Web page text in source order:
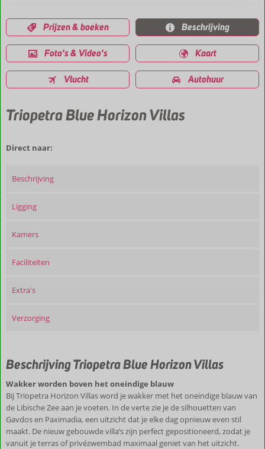
Prijzen & boeken Beschrijving
Foto's & Video's Kaart
Vlucht Autohuur
Triopetra Blue Horizon Villas
Direct naar:
Beschrijving
Ligging
Kamers
Faciliteiten
Extra's
Verzorging
Beschrijving Triopetra Blue Horizon Villas
Wakker worden boven het oneindige blauw
Bij Triopetra Horizon Villas word je wakker met het oneindige blauw van
de Libische Zee aan je voeten. In de verte zie je de silhouetten van
Gavdos en Paximadia, een uitzicht dat je elke dag opnieuw even stil
maakt. De nieuw gebouwde villa’s zijn perfect gepositioneerd, zodat je
vanuit je terras of privézwembad maximaal geniet van het uitzicht.